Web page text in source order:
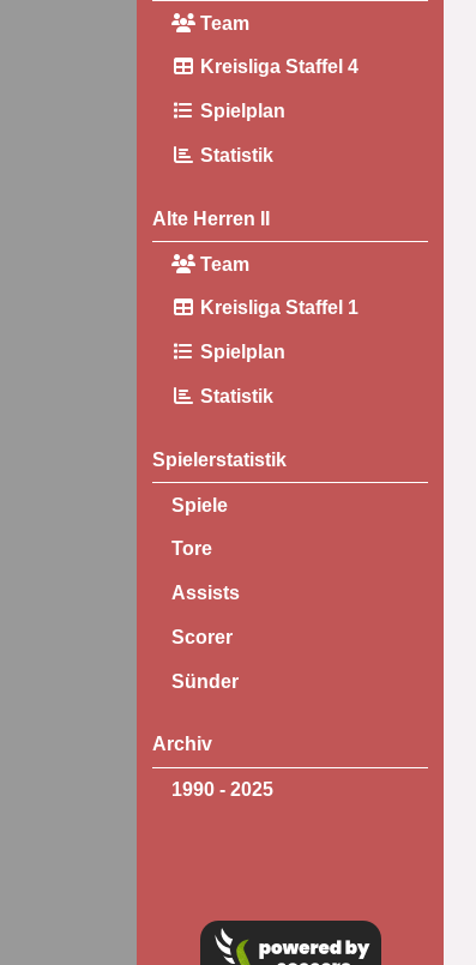
Team
Kreisliga Staffel 4
Spielplan
Statistik
Alte Herren II
Team
Kreisliga Staffel 1
Spielplan
Statistik
Spielerstatistik
Spiele
Tore
Assists
Scorer
Sünder
Archiv
1990 - 2025